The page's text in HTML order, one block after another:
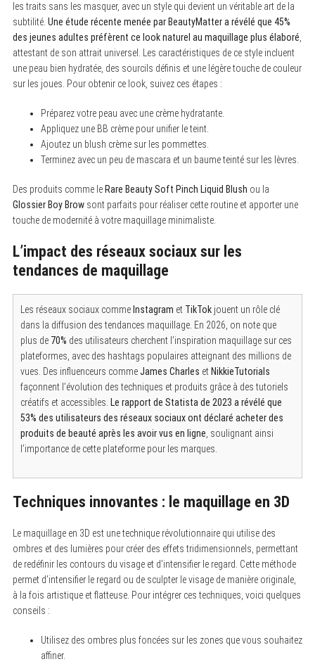
les traits sans les masquer, avec un style qui devient un véritable art de la
subtilité. Une étude récente menée par BeautyMatter a révélé que 45%
des jeunes adultes préfèrent ce look naturel au maquillage plus élaboré
attestant de son attrait universel. Les caractéristiques de ce style incluent
une peau bien hydratée, des sourcils définis et une légère touche de couleur
sur les joues. Pour obtenir ce look, suivez ces étapes :
Préparez votre peau avec une crème hydratante.
Appliquez une BB crème pour unifier le teint.
Ajoutez un blush crème sur les pommettes.
Terminez avec un peu de mascara et un baume teinté sur les lèvres.
Des produits comme le Rare Beauty Soft Pinch Liquid Blush ou la
Glossier Boy Browsont parfaits pour réaliser cette routine et apporter une
touche de modernité à votre maquillage minimaliste.
L’impact des réseaux sociaux sur les
tendances de maquillage
Les réseaux sociaux comme Instagram et TikTokjouent un rôle clé
dans la diffusion des tendances maquillage. En 2026, on note que
plus de 70% des utilisateurs cherchent l’inspiration maquillage sur ces
plateformes, avec des hashtags populaires atteignant des millions de
vues. Des influenceurs commeJames Charles et NikkieTutorials
façonnent l’évolution des techniques et produits grâce à des tutoriels
créatifs et accessibles. Le rapport de Statista de 2023 a révélé que
53% des utilisateurs des réseaux sociaux ont déclaré acheter des
produits de beauté après les avoir vus en ligne , soulignant ainsi
l’importance de cette plateforme pour les marques.
Techniques innovantes : le maquillage en 3D
Le maquillage en 3D est une technique révolutionnaire qui utilise des
ombres et des lumières pour créer des effets tridimensionnels, permettant
de redéfinir les contours du visage et d’intensifier le regard. Cette méthode
permet d’intensifier le regard ou de sculpter le visage de manière originale,
à la fois artistique et flatteuse. Pour intégrer ces techniques, voici quelques
conseils :
Utilisez des ombres plus foncées sur les zones que vous souhaitez
affiner.
e
a
c
h
o
r
: